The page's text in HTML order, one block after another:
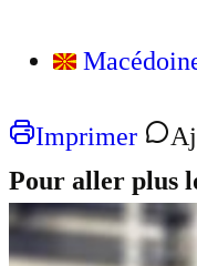
Imprimer
Pour aller plus